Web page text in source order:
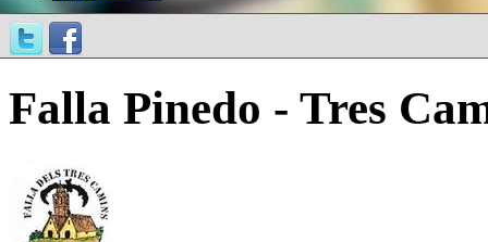
Falla Pinedo - Tres